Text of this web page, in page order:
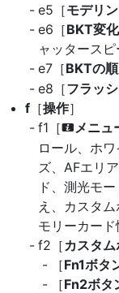
e5［モデリ
e6［BKT変
ャッタースピ
e7［BKTの
e8［フラッ
f ［操作］
f1［i メニュ
ロール、ホ
ズ、AFエリ
ド、測光モ
え、カスタ
モリーカー
f2［ カスタム
［Fn1ボタ
［Fn2ボタ